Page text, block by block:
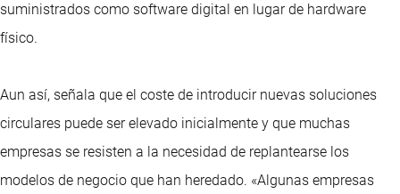
suministrados como software digital en lugar de hardware
físico.
Aun así, señala que el coste de introducir nuevas soluciones
circulares puede ser elevado inicialmente y que muchas
empresas se resisten a la necesidad de replantearse los
modelos de negocio que han heredado. «Algunas empresas